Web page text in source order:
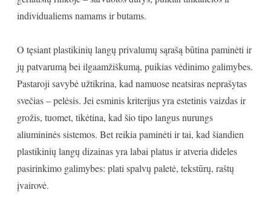
individualiems namams ir butams.
O tęsiant plastikinių langų privalumų sąrašą būtina paminėti ir
jų patvarumą bei ilgaamžiškumą, puikias vėdinimo galimybes.
Pastaroji savybė užtikrina, kad namuose neatsiras neprašytas
svečias – pelėsis. Jei esminis kriterijus yra estetinis vaizdas ir
grožis, tuomet, tikėtina, kad šio tipo langus nurungs
aliumininės sistemos. Bet reikia paminėti ir tai, kad šiandien
plastikinių langų dizainas yra labai platus ir atveria dideles
pasirinkimo galimybes: plati spalvų paletė, tekstūrų, raštų
įvairovė.